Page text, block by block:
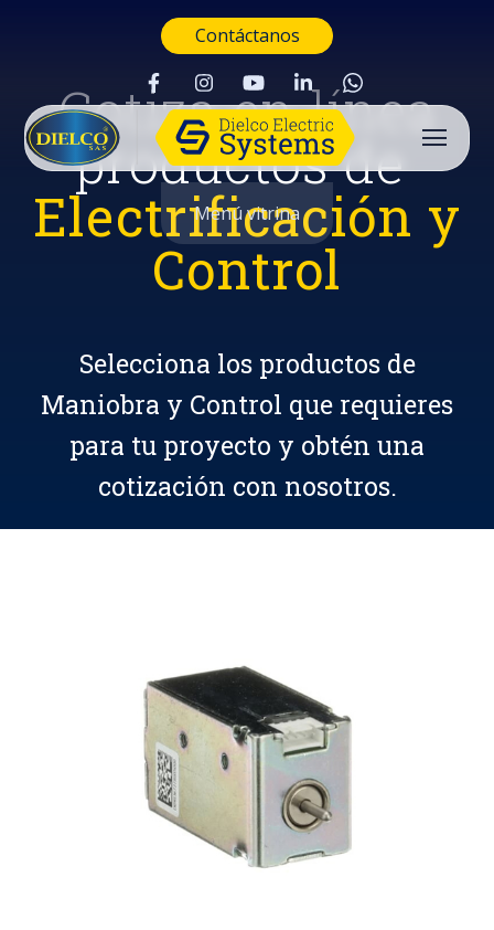
Contáctanos
Menú vitrina
Cotiza en línea
productos de
Electrificación y
Control
Selecciona los productos de
Maniobra y Control que requieres
para tu proyecto y obtén una
cotización con nosotros.